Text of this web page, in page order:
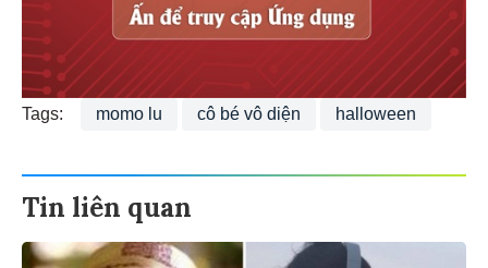
Tags: momo lu cô bé vô diện halloween
Tin liên quan